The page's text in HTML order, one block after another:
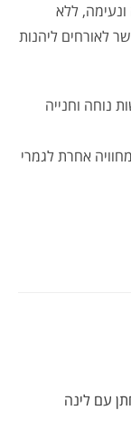
ללא
לאורחים ליהנות
נוחה וחנייה
אחרת לגמרי
עם לינה